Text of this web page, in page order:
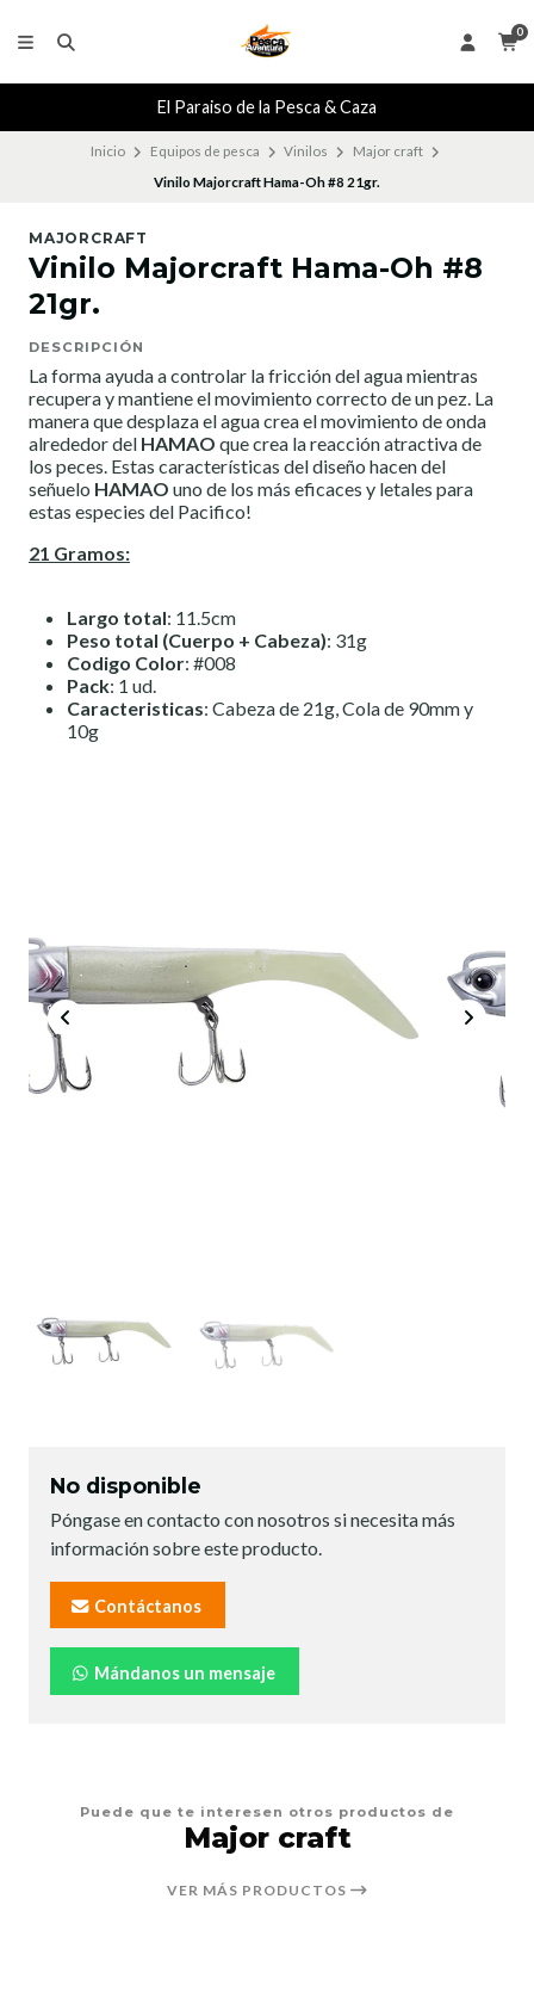
0
El Paraiso de la Pesca & Caza
Inicio Equipos de pesca Vinilos
Major craft
Vinilo Majorcraft Hama-Oh #8 21gr.
MAJORCRAFT
Vinilo Majorcraft Hama-Oh #8
21gr.
DESCRIPCIÓN
La forma ayuda a controlar la fricción del agua mientras
recupera y mantiene el movimiento correcto de un pez. La
manera que desplaza el agua crea el movimiento de onda
alrededor del HAMAO que crea la reacción atractiva de
los peces. Estas características del diseño hacen del
señuelo HAMAO uno de los más eficaces y letales para
estas especies del Pacifico!
21 Gramos:
Largo total: 11.5cm
Peso total (Cuerpo + Cabeza): 31g
Codigo Color: #008
Pack: 1 ud.
Caracteristicas: Cabeza de 21g, Cola de 90mm y
10g
No disponible
Póngase en contacto con nosotros si necesita más
información sobre este producto.
Contáctanos
Mándanos un mensaje
Puede que te interesen otros productos de
Major craft
VER MÁS PRODUCTOS